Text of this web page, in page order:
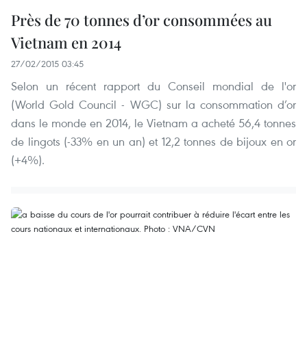
Près de 70 tonnes d’or consommées au
Vietnam en 2014
27/02/2015 03:45
Selon un récent rapport du Conseil mondial de l'or
(World Gold Council - WGC) sur la consommation d’or
dans le monde en 2014, le Vietnam a acheté 56,4 tonnes
de lingots (-33% en un an) et 12,2 tonnes de bijoux en or
(+4%).